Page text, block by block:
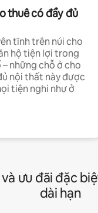
thuê có đầy đủ
tĩnh trên núi cho
hộ tiện lợi trong
những chỗ ở cho
nội thất này được
tiện nghi như ở
ưu đãi đặc
dài hạn